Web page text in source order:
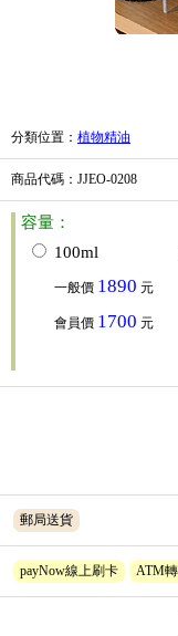
分類位置 ： 植物精油
商品代碼 ：JJEO-0208
容量：
100ml
一般價 1890 元
會員價 1700 元
郵局送貨
payNow線上刷卡 ATM